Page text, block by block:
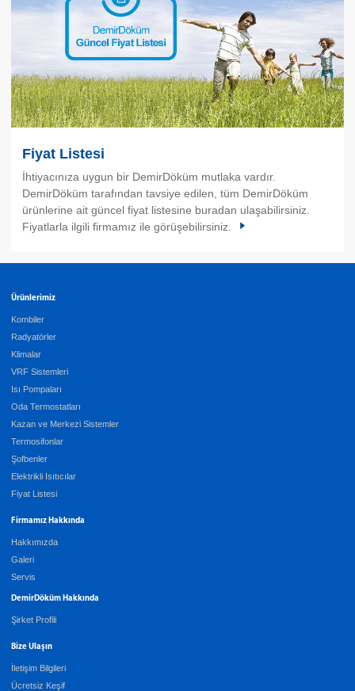
Fiyat Listesi
İhtiyacınıza uygun bir DemirDöküm mutlaka vardır.
DemirDöküm tarafından tavsiye edilen, tüm DemirDöküm
ürünlerine ait güncel fiyat listesine buradan ulaşabilirsiniz.
Fiyatlarla ilgili firmamız ile görüşebilirsiniz.
Ürünlerimiz
Kombiler
Radyatörler
Klimalar
VRF Sistemleri
Isı Pompaları
Oda Termostatları
Kazan ve Merkezi Sistemler
Termosifonlar
Şofbenler
Elektrikli Isıtıcılar
Fiyat Listesi
Firmamız Hakkında
Hakkımızda
Galeri
Servis
DemirDöküm Hakkında
Şirket Profili
Bize Ulaşın
İletişim Bilgileri
Ücretsiz Keşif